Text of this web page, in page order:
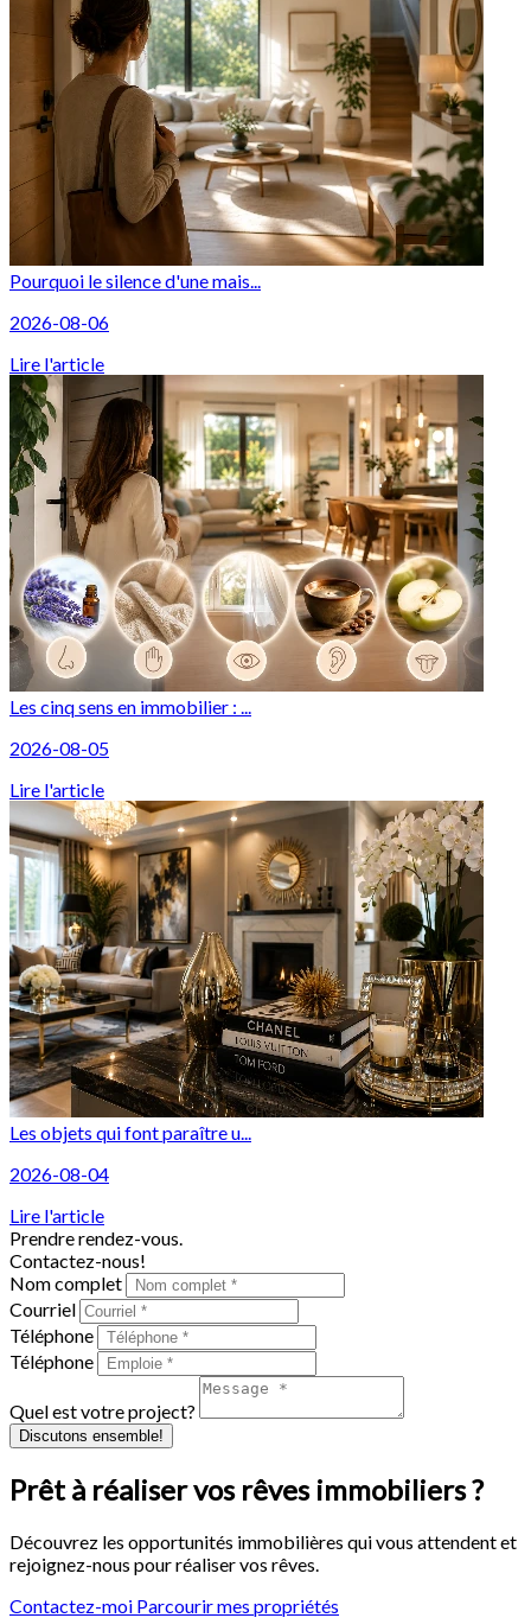
Pourquoi le silence d'une mais...
2026-08-06
Lire l'article
Les cinq sens en immobilier : ...
2026-08-05
Lire l'article
Les objets qui font paraître u...
2026-08-04
Lire l'article
Prendre rendez-vous.
Contactez-nous!
Nom complet
Courriel
Téléphone
Téléphone
Quel est votre project?
Discutons ensemble!
Prêt à réaliser vos rêves immobiliers ?
Découvrez les opportunités immobilières qui vous attendent et
rejoignez-nous pour réaliser vos rêves.
Contactez-moi Parcourir mes propriétés